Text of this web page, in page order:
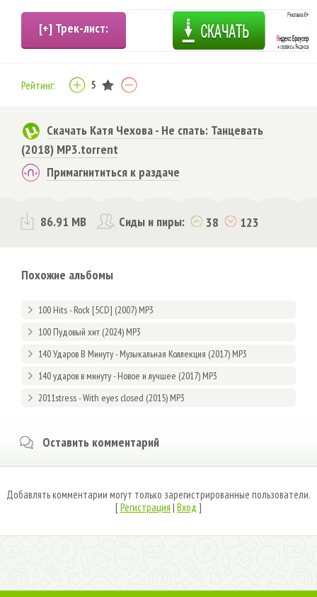
Рейтинг: 5
Скачать Катя Чехова - Не спать: Танцевать
(2018) MP3.torrent
Примагнититься к раздаче
86.91 MB Сиды и пиры: 38 123
Похожие альбомы
100 Hits - Rock [5CD] (2007) MP3
100 Пудовый хит (2024) MP3
140 Ударов В Минуту - Музыкальная Коллекция (2017) MP3
140 ударов в минуту - Новое и лучшее (2017) MP3
2011stress - With eyes closed (2015) MP3
Оставить комментарий
Добавлять комментарии могут только зарегистрированные пользователи.
[Регистрация | Вход ]